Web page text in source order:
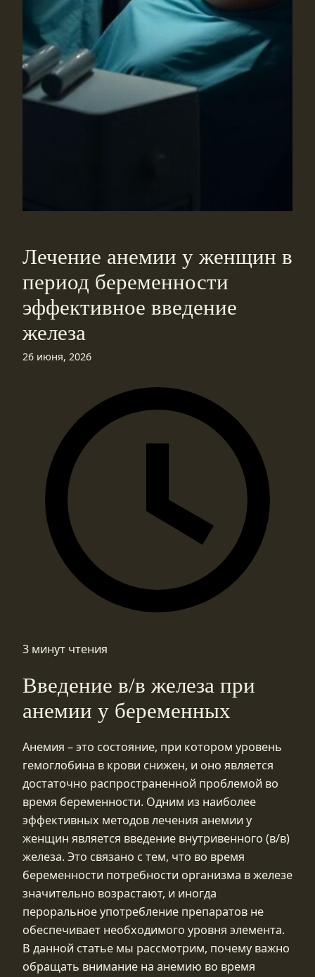
Лечение анемии у женщин в
период беременности
эффективное введение
железа
26 июня, 2026
3 минут чтения
Введение в/в железа при
анемии у беременных
Анемия – это состояние, при котором уровень
гемоглобина в крови снижен, и оно является
достаточно распространенной проблемой во
время беременности. Одним из наиболее
эффективных методов лечения анемии у
женщин является введение внутривенного (в/в)
железа. Это связано с тем, что во время
беременности потребности организма в железе
значительно возрастают, и иногда
пероральное употребление препаратов не
обеспечивает необходимого уровня элемента.
В данной статье мы рассмотрим, почему важно
обращать внимание на анемию во время